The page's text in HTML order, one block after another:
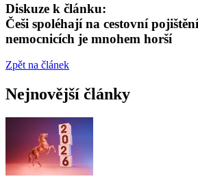
Diskuze k článku:
Češi spoléhají na cestovní
nemocnicích je mnohem horší
Zpět na článek
Nejnovější články